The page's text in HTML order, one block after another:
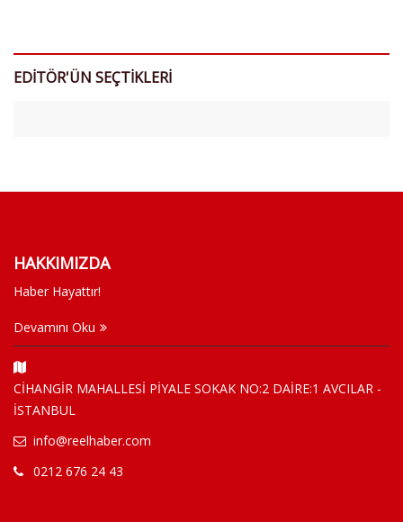
EDİTÖR'ÜN SEÇTİKLERİ
HAKKIMIZDA
Haber Hayattır!
Devamını Oku
CİHANGİR MAHALLESİ PİYALE SOKAK NO:2 DAİRE:1 AVCILAR -
İSTANBUL
info@reelhaber.com
0212 676 24 43